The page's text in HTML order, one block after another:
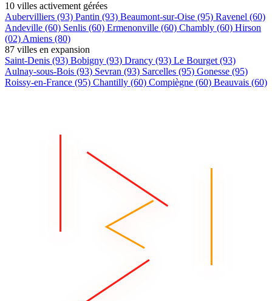
10 villes activement gérées
Aubervilliers (93) Pantin (93) Beaumont-sur-Oise (95) Ravenel (60)
Andeville (60) Senlis (60) Ermenonville (60) Chambly (60) Hirson
(02) Amiens (80)
87 villes en expansion
Saint-Denis (93) Bobigny (93) Drancy (93) Le Bourget (93)
Aulnay-sous-Bois (93) Sevran (93) Sarcelles (95) Gonesse (95)
Roissy-en-France (95) Chantilly (60) Compiègne (60) Beauvais (60)